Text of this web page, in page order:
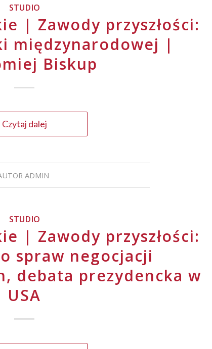
STUDIO
| Zawody przyszłości:
międzynarodowej |
Biskup
Czytaj dalej
ADMIN
STUDIO
| Zawody przyszłości:
spraw negocjacji
debata prezydencka w
USA